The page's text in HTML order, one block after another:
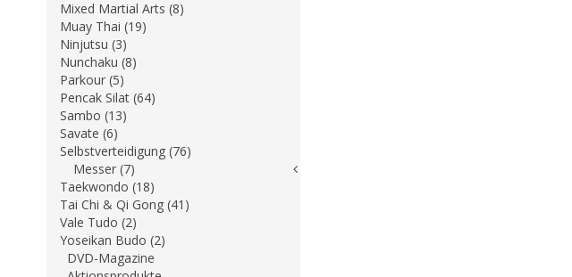
Mixed Martial Arts (8)
Muay Thai (19)
Ninjutsu (3)
Nunchaku (8)
Parkour (5)
Pencak Silat (64)
Sambo (13)
Savate (6)
Selbstverteidigung (76)
Messer (7)
Taekwondo (18)
Tai Chi & Qi Gong (41)
Vale Tudo (2)
Yoseikan Budo (2)
DVD-Magazine